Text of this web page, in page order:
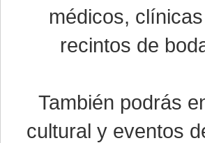
médicos,
recintos de
También podrás
cultural y eventos